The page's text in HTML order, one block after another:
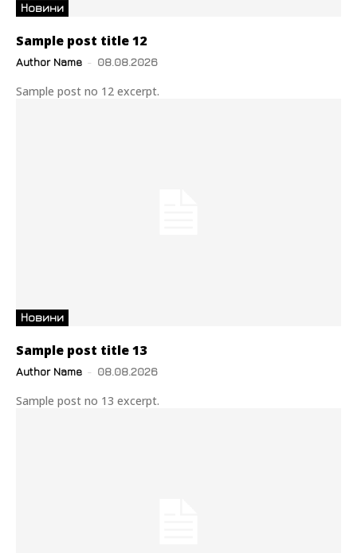
Новини
Sample post title 12
Author Name - 08.08.2026
Sample post no 12 excerpt.
Новини
Sample post title 13
Author Name - 08.08.2026
Sample post no 13 excerpt.